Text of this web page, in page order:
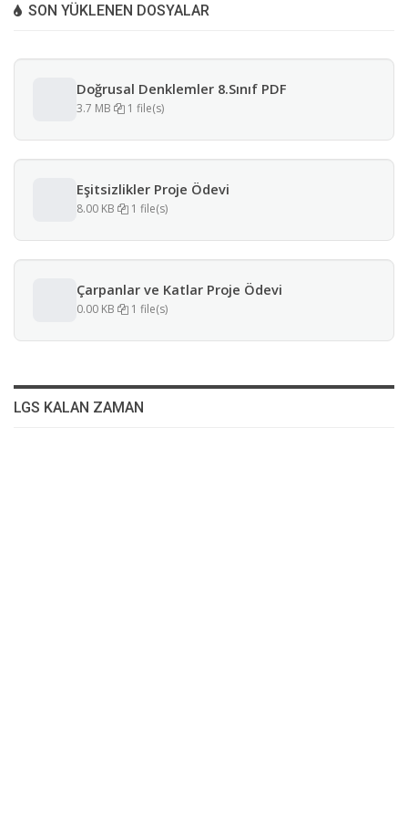
SON YÜKLENEN DOSYALAR
Doğrusal Denklemler 8.Sınıf PDF
3.7 MB 1 file(s)
Eşitsizlikler Proje Ödevi
8.00 KB 1 file(s)
Çarpanlar ve Katlar Proje Ödevi
0.00 KB 1 file(s)
LGS KALAN ZAMAN